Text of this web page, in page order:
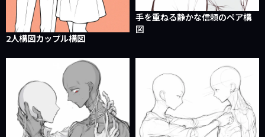
2人構図カップル構図
手を重ねる静かな信頼のペア構
図